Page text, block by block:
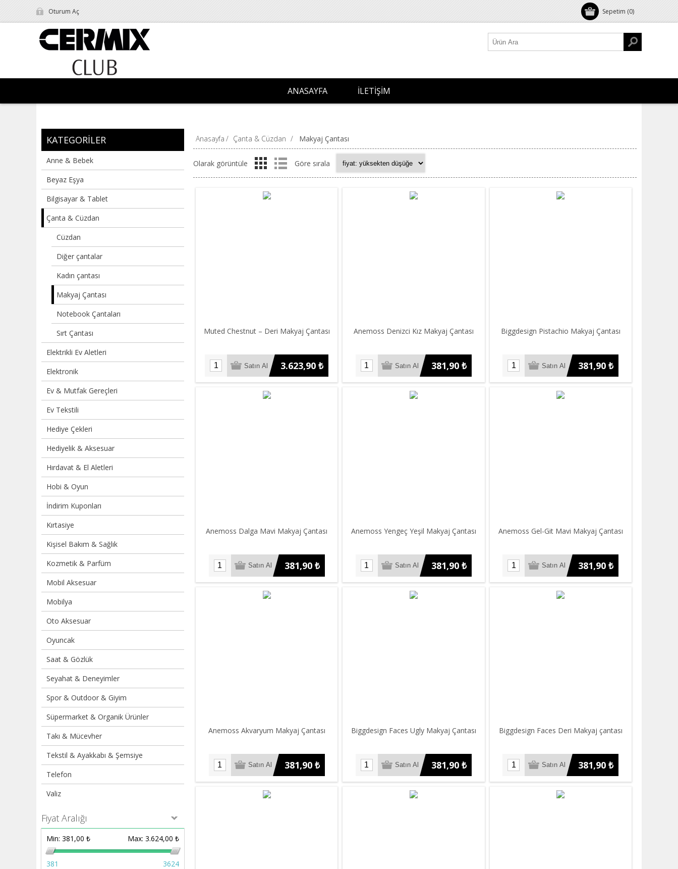
Sepetim (0)
Oturum Aç
ANASAYFA İLETIŞIM
KATEGORILER
Anne & Bebek
Beyaz Eşya
Bilgisayar & Tablet
Çanta & Cüzdan
Cüzdan
Diğer çantalar
Kadın çantası
Makyaj Çantası
Notebook Çantaları
Sırt Çantası
Elektrikli Ev Aletleri
Elektronik
Ev & Mutfak Gereçleri
Ev Tekstili
Hediye Çekleri
Hediyelik & Aksesuar
Hırdavat & El Aletleri
Hobi & Oyun
İndirim Kuponları
Kırtasiye
Kişisel Bakım & Sağlık
Kozmetik & Parfüm
Mobil Aksesuar
Mobilya
Oto Aksesuar
Oyuncak
Saat & Gözlük
Seyahat & Deneyimler
Spor & Outdoor & Giyim
Süpermarket & Organik Ürünler
Takı & Mücevher
Tekstil & Ayakkabı & Şemsiye
Telefon
Valiz
Fiyat Aralığı
Min: 381,00 ₺ Max: 3.624,00 ₺
381 3624
Anasayfa / Çanta & Cüzdan / Makyaj Çantası
Olarak görüntüle Göre sırala
Muted Chestnut – Deri Makyaj Çantası
3.623,90 ₺
Anemoss Denizci Kız Makyaj Çantası
381,90 ₺
Biggdesign Pistachio Makyaj Çantası
381,90 ₺
Anemoss Dalga Mavi Makyaj Çantası
381,90 ₺
Anemoss Yengeç Yeşil Makyaj Çantası
381,90 ₺
Anemoss Gel-Git Mavi Makyaj Çantası
381,90 ₺
Anemoss Akvaryum Makyaj Çantası
381,90 ₺
Biggdesign Faces Ugly Makyaj Çantası
381,90 ₺
Biggdesign Faces Deri Makyaj çantası
381,90 ₺